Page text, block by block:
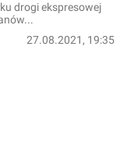
drogi ekspresowej
27.08.2021, 19:35